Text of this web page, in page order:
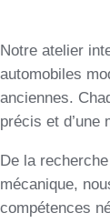
Notre atelier
automobiles
anciennes.
précis et d’une
De la
mécanique,
compétences